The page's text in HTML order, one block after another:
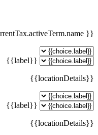
{{ currentTax.activeTerm.name }}
{{label}}
{{locationDetails}}
{{label}}
{{locationDetails}}